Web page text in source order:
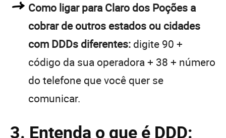
Como ligar para Claro dos Poções a
cobrar de outros estados ou cidades
com DDDs diferentes: digite 90 +
código da sua operadora + 38 + número
do telefone que você quer se
comunicar.
3. Entenda o que é DDD: